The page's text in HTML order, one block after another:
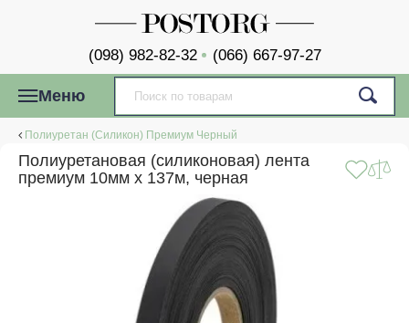
(098) 982-82-32 (066) 667-97-27
Меню
Полиуретан (Силикон) Премиум Черный
Полиуретановая (силиконовая) лента
премиум 10мм x 137м, черная